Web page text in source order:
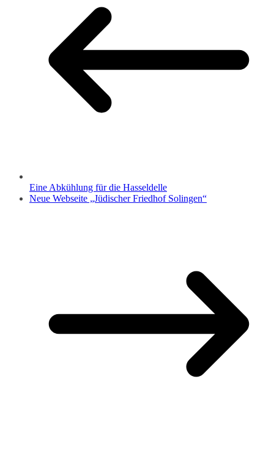
Eine Abkühlung für die Hasseldelle
Neue Webseite „Jüdischer Friedhof Solingen“